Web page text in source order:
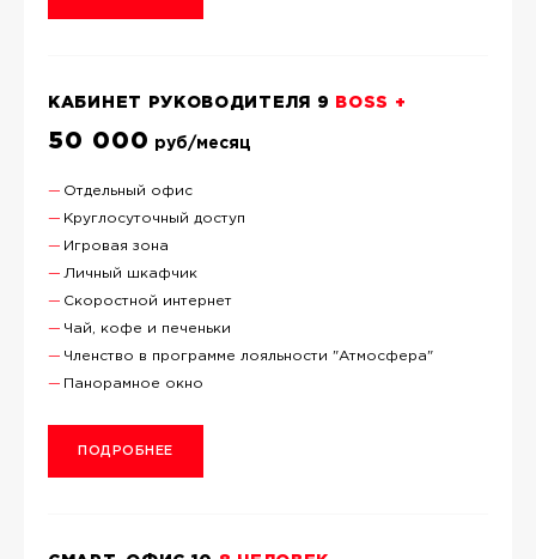
КАБИНЕТ РУКОВОДИТЕЛЯ 9 BOSS +
50 000 руб/месяц
Отдельный офис
Круглосуточный доступ
Игровая зона
Личный шкафчик
Скоростной интернет
Чай, кофе и печеньки
Членство в программе лояльности "Атмосфера"
Панорамное окно
ПОДРОБНЕЕ